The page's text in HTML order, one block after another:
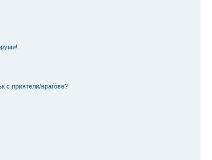
с приятели/врагове?